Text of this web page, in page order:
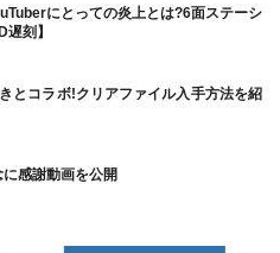
にとっての炎上とは?6面ステーシ
刻】
とコラボ!クリアファイル入手方法を紹
感謝動画を公開